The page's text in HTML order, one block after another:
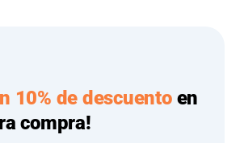
10% de descuentoen
compra!